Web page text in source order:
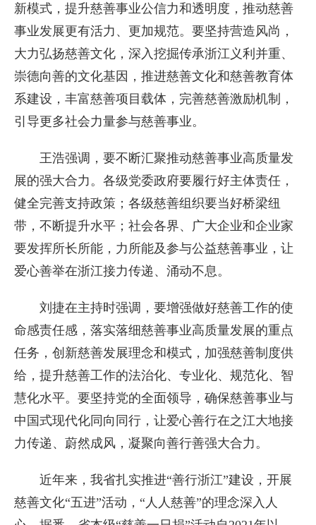
新模式，提升慈善事业公信力和透明度，推动慈善
事业发展更有活力、更加规范。要坚持营造风尚，
大力弘扬慈善文化，深入挖掘传承浙江义利并重、
崇德向善的文化基因，推进慈善文化和慈善教育体
系建设，丰富慈善项目载体，完善慈善激励机制，
引导更多社会力量参与慈善事业。
王浩强调，要不断汇聚推动慈善事业高质量发
展的强大合力。各级党委政府要履行好主体责任，
健全完善支持政策；各级慈善组织要当好桥梁纽
带，不断提升水平；社会各界、广大企业和企业家
要发挥所长所能，力所能及参与公益慈善事业，让
爱心善举在浙江接力传递、涌动不息。
刘捷在主持时强调，要增强做好慈善工作的使
命感责任感，落实落细慈善事业高质量发展的重点
任务，创新慈善发展理念和模式，加强慈善制度供
给，提升慈善工作的法治化、专业化、规范化、智
慧化水平。要坚持党的全面领导，确保慈善事业与
中国式现代化同向同行，让爱心善行在之江大地接
力传递、蔚然成风，凝聚向善行善强大合力。
近年来，我省扎实推进“善行浙江”建设，开展
慈善文化“五进”活动，“人人慈善”的理念深入人